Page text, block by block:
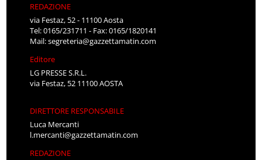
REDAZIONE
via Festaz, 52 - 11100 Aosta
Tel: 0165/231711 - Fax: 0165/1820141
Mail:segreteria@gazzettamatin.com
Editore
LG PRESSE S.R.L.
via Festaz, 52 11100 AOSTA
DIRETTORE RESPONSABILE
Luca Mercanti
l.mercanti@gazzettamatin.com
REDAZIONE